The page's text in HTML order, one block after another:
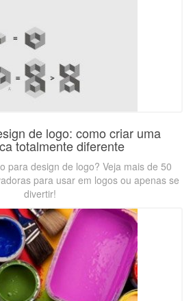
de logo: como criar uma
totalmente diferente
para design de logo? Veja mais de 50
para usar em logos ou apenas se
divertir!